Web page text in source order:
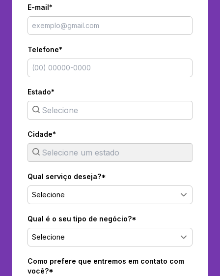
E-mail*
Telefone*
Estado*
Cidade*
Qual serviço deseja?*
Selecione
Qual é o seu tipo de negócio?*
Selecione
Como prefere que entremos em contato com
você?*